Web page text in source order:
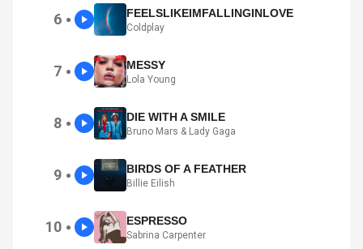
6 ● FEELSLIKEIMFALLINGINLOVE
Coldplay
7 ● MESSY
Lola Young
8 ● DIE WITH A SMILE
Bruno Mars & Lady Gaga
9 ● BIRDS OF A FEATHER
Billie Eilish
10 ● ESPRESSO
Sabrina Carpenter